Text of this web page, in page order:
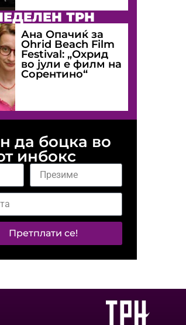
ТРН
Ана Опачиќ за
Оhrid Beach Film
Festival: „Охрид
во јули е филм на
Сорентино“
да боцка во
инбокс
Претплати се!